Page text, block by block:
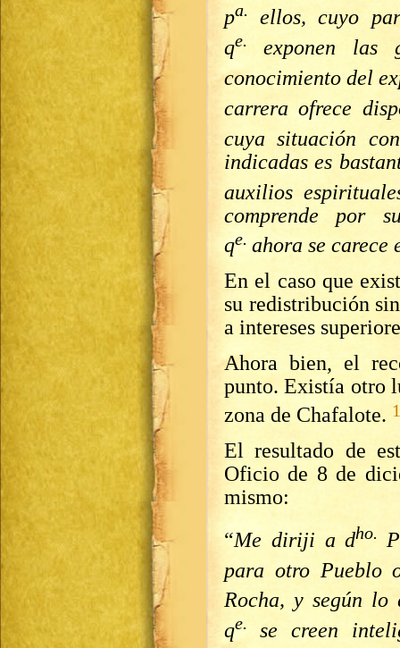
pa. ellos, cuyo
qe. exponen las
conocimiento del
carrera ofrece
cuya situación
indicadas es
auxilios
comprende por
qe. ahora se carece
En el caso que
su redistribución
a intereses
Ahora bien, el
punto. Existía otro
zona de Chafalote.
El resultado de
Oficio de 8 de
mismo:
“Me diriji a dho.
para otro Pueblo
Rocha, y según lo
qe. se creen